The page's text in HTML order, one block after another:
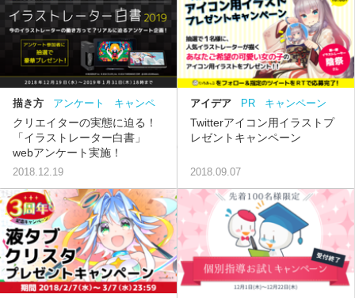
描き方 アンケート
キャンペ
ーン
MUGENUP
クリエイターの実態に迫る！
「イラストレーター白書」
webアンケート実施！
2018.12.19
アイデア PR キャンペーン
Twitterアイコン用イラストプ
レゼントキャンペーン
2018.09.07